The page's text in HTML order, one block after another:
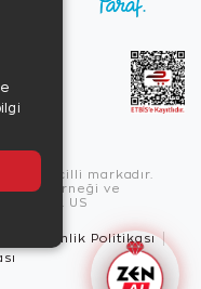
tescilli markadır.
Derneği ve
üyesidir. US
Güvenlik Politikası